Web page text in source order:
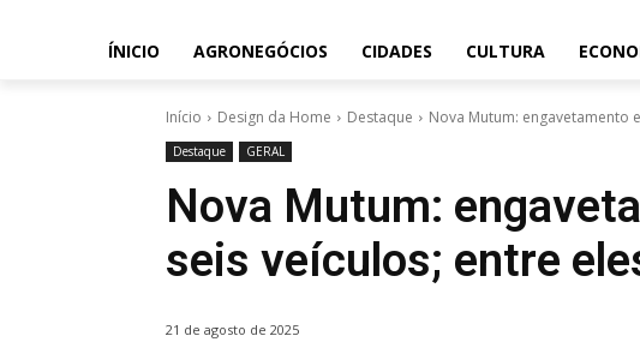
ÍNICIO AGRONEGÓCIOS CIDADES CULTURA
Início Design da Home Destaque Nova Mutum: engavetamento
Destaque GERAL
Nova Mutum:
seis veículos; entre
21 de agosto de 2025